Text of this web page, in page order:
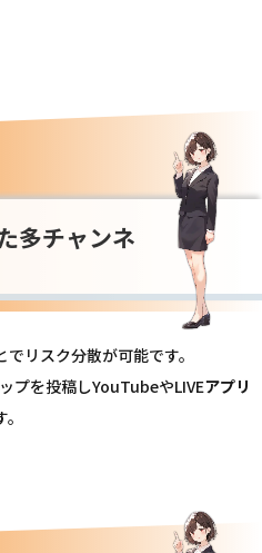
多チャンネ
リスク分散が可能です。
プを投稿しYouTubeやLIVEアプリ